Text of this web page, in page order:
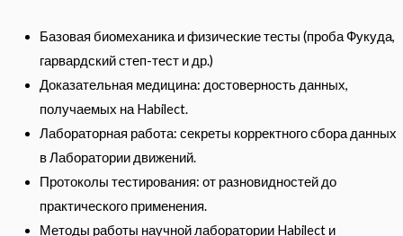
Базовая биомеханика и физические тесты (проба Фукуда,
гарвардский степ-тест и др.)
Доказательная медицина: достоверность данных,
получаемых на Habilect.
Лабораторная работа: секреты корректного сбора данных
в Лаборатории движений.
Протоколы тестирования: от разновидностей до
практического применения.
Методы работы научной лаборатории Habilect и